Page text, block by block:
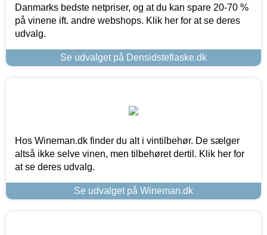
Danmarks bedste netpriser, og at du kan spare 20-70 %
på vinene ift. andre webshops. Klik her for at se deres
udvalg.
Se udvalget på Densidsteflaske.dk
Hos Wineman.dk finder du alt i vintilbehør. De sælger
altså ikke selve vinen, men tilbehøret dertil. Klik her for
at se deres udvalg.
Se udvalget på Wineman.dk